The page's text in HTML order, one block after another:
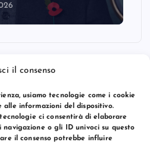
il consenso
usiamo tecnologie come i cookie
alle informazioni del dispositivo.
ci consentirà di elaborare
o gli ID univoci su questo
il consenso potrebbe influire